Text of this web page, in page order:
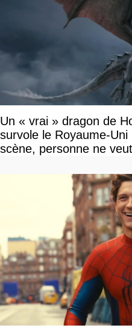
Un « vrai » dragon de
survole le Royaume-
scène, personne ne